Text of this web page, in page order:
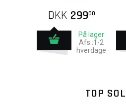
DKK 29900
På lager
Afs.:1-2
hverdage
TOP